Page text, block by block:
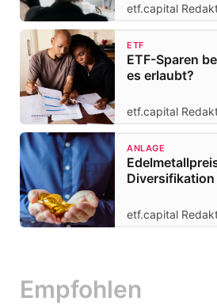
etf.capital
ETF
ETF-Sparen
es erlaubt?
etf.capital
ANLAGE
Diversifikation
etf.capital
Empfohlen